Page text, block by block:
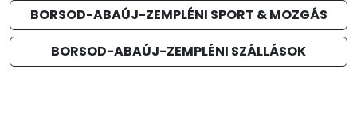
BORSOD-ABAÚJ-ZEMPLÉNI SPORT & MOZGÁS
BORSOD-ABAÚJ-ZEMPLÉNI SZÁLLÁSOK